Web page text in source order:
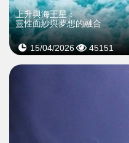
上升與海王星：
靈性面紗與夢想的融合
15/04/2026 45151
>